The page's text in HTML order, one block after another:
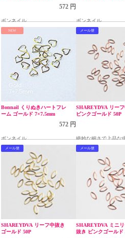
572 円
ボンネイル ボンネイル
NEW
Bonnail くりぬきハートフレ
ーム ゴールド 7×7.5mm
572 円
ボンネイル
メール便
SHAREYDVA リー
ピンクゴールド 50P
絶妙な細さで上品な
フ
メール便
SHAREYDVA リーフ中抜き
ゴールド 50P
メール便
SHAREYDVA ミニ
抜き ピンクゴールド